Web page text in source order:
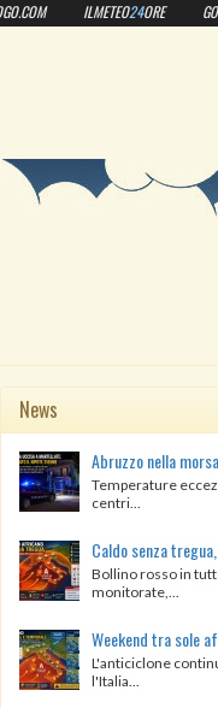
News
Abruzzo nella morsa
Temperature
centri...
Caldo senza tregua,
Bollino rosso in
monitorate,...
Weekend tra sole
L'anticiclone
l'Italia...
ILMETEO24ORE